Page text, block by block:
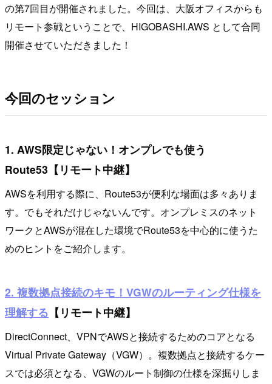
の第7回目が開催されました。今回は、大阪オフィスからも
リモート参戦ということで、HIGOBASHI.AWS として合同
開催させていただきました！
今回のセッション
1. AWS限定じゃない！オンプレでも使う
Route53【リモート中継】
AWSを利用する際に、Route53が便利な場面は多々ありま
す。でもそれだけじゃないんです。オンプレミスのネット
ワークとAWSが混在した環境でRoute53を中心的に使うた
めのヒントをご紹介します。
2. 複数拠点接続のキモ！VGWのルーティング仕様を
理解する 【リモート中継】
DirectConnect、VPNでAWSと接続するためのコアとなる
Virtual Private Gateway（VGW）。複数拠点と接続するケー
スでは必須となる、VGWのルート制御の仕様を深掘りしま